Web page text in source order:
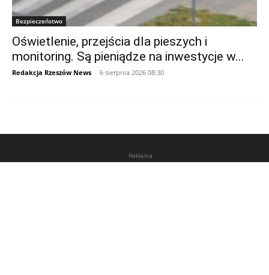
Bezpieczeństwo
Oświetlenie, przejścia dla pieszych i
monitoring. Są pieniądze na inwestycje w...
Redakcja Rzeszów News - 6 sierpnia 2026 08:30
Reklama